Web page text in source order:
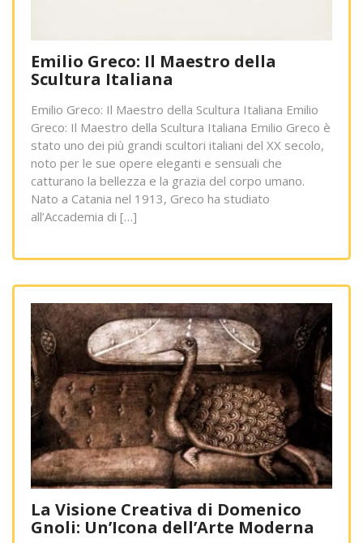
Emilio Greco: Il Maestro della
Scultura Italiana
Emilio Greco: Il Maestro della Scultura Italiana Emilio
Greco: Il Maestro della Scultura Italiana Emilio Greco è
stato uno dei più grandi scultori italiani del XX secolo,
noto per le sue opere eleganti e sensuali che
catturano la bellezza e la grazia del corpo umano.
Nato a Catania nel 1913, Greco ha studiato
all’Accademia di […]
La Visione Creativa di Domenico
Gnoli: Un’Icona dell’Arte Moderna